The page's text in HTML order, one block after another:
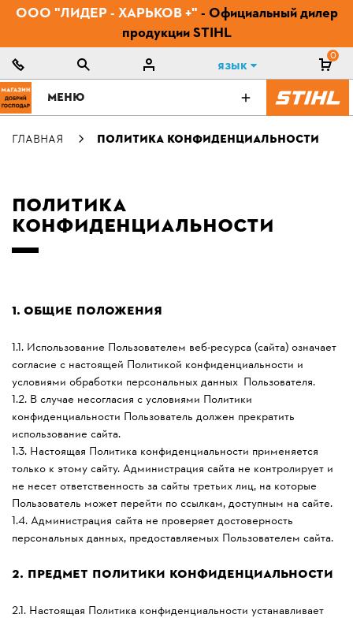
ООО "ЛИДЕР - ХАРЬКОВ +" - Официальный дилер
продукции STIHL
Язык
0
МЕНЮ
ГЛАВНАЯ ПОЛИТИКА КОНФИДЕНЦИАЛЬНОСТИ
ПОЛИТИКА
КОНФИДЕНЦИАЛЬНОСТИ
1. ОБЩИЕ ПОЛОЖЕНИЯ
1.1. Использование Пользователем веб-ресурса (сайта) означает
согласие с настоящей Политикой конфиденциальности и
условиями обработки персональных данных Пользователя.
1.2. В случае несогласия с условиями Политики
конфиденциальности Пользователь должен прекратить
использование сайта.
1.3. Настоящая Политика конфиденциальности применяется
только к этому сайту. Администрация сайта не контролирует и
не несет ответственность за сайты третьих лиц, на которые
Пользователь может перейти по ссылкам, доступным на сайте.
1.4. Администрация сайта не проверяет достоверность
персональных данных, предоставляемых Пользователем сайта.
2. ПРЕДМЕТ ПОЛИТИКИ КОНФИДЕНЦИАЛЬНОСТИ
2.1. Настоящая Политика конфиденциальности устанавливает